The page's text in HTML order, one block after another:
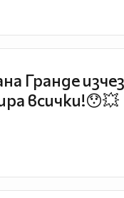
Гранде
всички!😯💥